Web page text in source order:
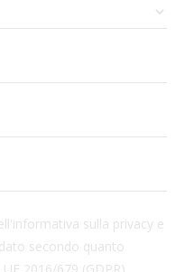
sulla privacy e
secondo quanto